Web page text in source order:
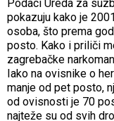
Podaci Ureda za
pokazuju kako je
osoba, što prema
posto. Kako i priliči
zagrebačke
Iako na ovisnike o
manje od pet posto,
od ovisnosti je 70
najteže su od svih